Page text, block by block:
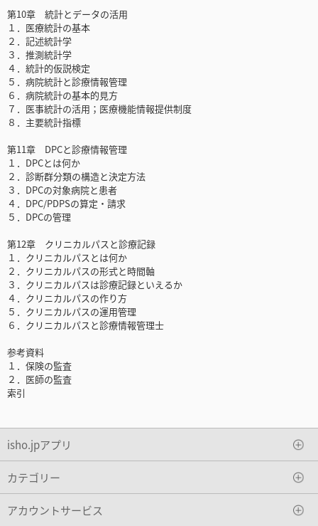
第10章 統計とデータの活用
１．医療統計の基本
２．記述統計学
３．推測統計学
４．統計的仮説検定
５．病院統計と診療情報管理
６．病院統計の基本的見方
７．医事統計の活用；医療機能情報提供制度
８．主要統計指標
第11章 DPCと診療情報管理
１．DPCとは何か
２．診断群分類の構造と決定方法
３．DPCの対象病院と患者
４．DPC/PDPSの算定・請求
５．DPCの管理
第12章 クリニカルパスと診療記録
１．クリニカルパスとは何か
２．クリニカルパスの形式と時間軸
３．クリニカルパスは診療記録といえるか
４．クリニカルパスの作り方
５．クリニカルパスの運用管理
６．クリニカルパスと診療情報管理士
参考資料
１．保険の監査
２．医師の監査
索引
isho.jpアプリ
カテゴリー
アカウントサービス